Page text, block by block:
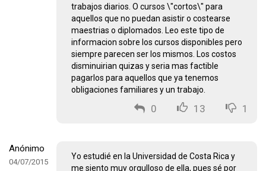
trabajos diarios. O cursos \"cortos\" para
aquellos que no puedan asistir o costearse
maestrias o diplomados. Leo este tipo de
informacion sobre los cursos disponibles pero
siempre parecen ser los mismos. Los costos
disminuirian quizas y seria mas factible
pagarlos para aquellos que ya tenemos
obligaciones familiares y un trabajo.
0 13 1
Anónimo
04/07/2015
Yo estudié en la Universidad de Costa Rica y
me siento muy orgulloso de ella, pues sé por